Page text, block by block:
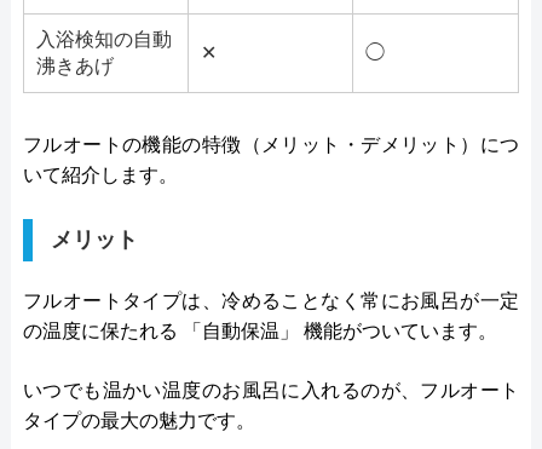
入浴検知の自動
沸きあげ
✕ ◯
フルオートの機能の特徴（メリット・デメリット）につ
いて紹介します。
メリット
フルオートタイプは、冷めることなく常にお風呂が一定
の温度に保たれる 「自動保温」 機能がついています。
いつでも温かい温度のお風呂に入れるのが、フルオート
タイプの最大の魅力です。